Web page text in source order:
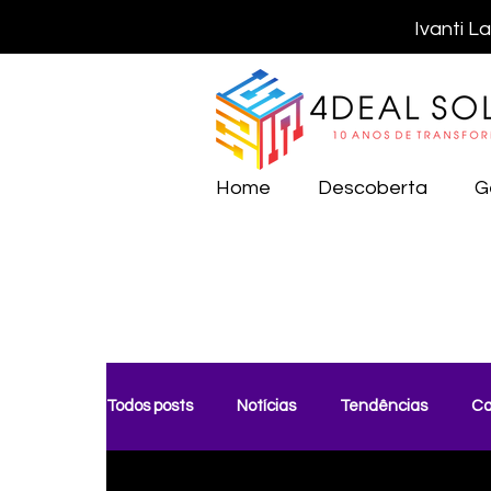
Ivanti
Home Descoberta
Todos posts Notícias Tendências